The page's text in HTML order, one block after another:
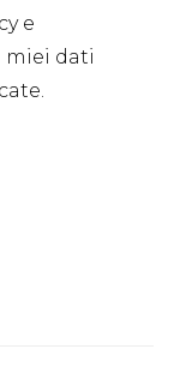
e
miei dati